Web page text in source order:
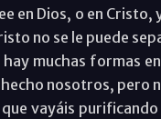
en Dios, o en Cristo,
no se le puede
hay muchas formas
nosotros, pero
vayáis